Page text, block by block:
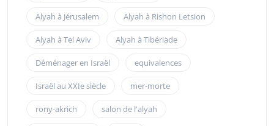
Alyah à Jérusalem Alyah à Rishon Letsion
Alyah à Tel Aviv Alyah à Tibériade
Déménager en Israël equivalences
Israël au XXIe siècle mer-morte
rony-akrich salon de l'alyah